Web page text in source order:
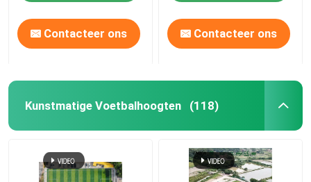
Contacteer ons Contacteer ons
Kunstmatige Voetbalhoogten (118)